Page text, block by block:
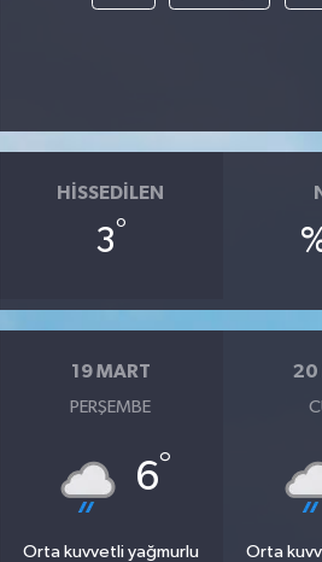
HISSEDILEN
3°
19 MART
PERŞEMBE
6°
Orta kuvvetli yağmurlu
20
Orta